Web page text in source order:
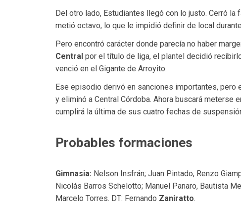
Del otro lado, Estudiantes llegó con lo justo. Cerró
metió octavo, lo que le impidió definir de local
Pero encontró carácter donde parecía no haber
Central por el título de liga, el plantel decidió
venció en el Gigante de Arroyito.
Ese episodio derivó en sanciones importantes, pero
y eliminó a Central Córdoba. Ahora buscará meterse
cumplirá la última de sus cuatro fechas de
Probables formaciones
Gimnasia: Nelson Insfrán; Juan Pintado, Renzo
Nicolás Barros Schelotto; Manuel Panaro, Bautista
Marcelo Torres. DT: Fernando Zaniratto.